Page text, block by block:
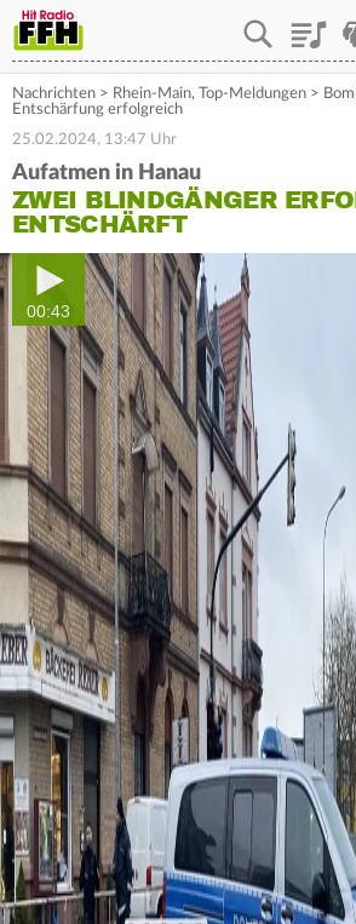
Playlist
Nachrichten > Rhein-Main, Top-Meldungen >
Entschärfung erfolgreich
25.02.2024, 13:47 Uhr
Aufatmen in Hanau
ZWEI BLINDGÄNGER
ENTSCHÄRFT
00:43